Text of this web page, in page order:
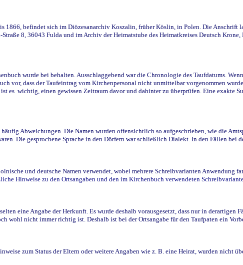
1866, befindet sich im Diözesanarchiv Koszalin, früher Köslin, in Polen. Die
8, 36043 Fulda und im Archiv der Heimatstube des Heimatkreises Deutsch
wurde bei behalten. Ausschlaggebend war die Chronologie des Taufdatums.
vor, dass der Taufeintrag vom Kirchenpersonal nicht unmittelbar vorgenommen
es wichtig, einen gewissen Zeitraum davor und dahinter zu überprüfen. Eine exakte
Abweichungen. Die Namen wurden offensichtlich so aufgeschrieben, wie die
Die gesprochene Sprache in den Dörfern war schließlich Dialekt. In den Fällen
und deutsche Namen verwendet, wobei mehrere Schreibvarianten Anwendung
Hinweise zu den Ortsangaben und den im Kirchenbuch verwendeten
eine Angabe der Herkunft. Es wurde deshalb vorausgesetzt, dass nur in
wohl nicht immer richtig ist. Deshalb ist bei der Ortsangabe für den Taufpaten ein
zum Status der Eltern oder weitere Angaben wie z. B. eine Heirat, wurden nicht